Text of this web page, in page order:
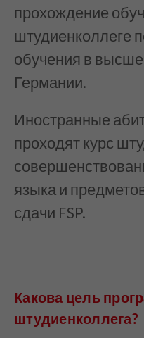
прохождение
штудиенколлеге
обучения в
Германии.
Иностранные
проходят курс
языка и
сдачи FSP.
Какова цель
штудиенколлега?